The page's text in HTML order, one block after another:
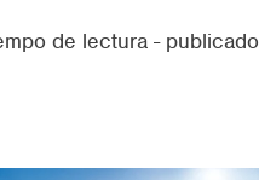
Optimiza tu sistema de
de lectura -